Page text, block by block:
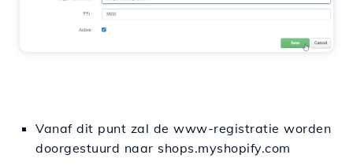
Vanaf dit punt zal de www-registratie worden
doorgestuurd naar shops.myshopify.com